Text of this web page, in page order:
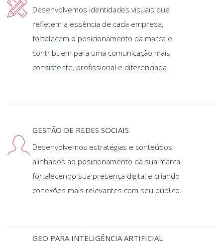
Desenvolvemos identidades visuais que
refletem a essência de cada empresa,
fortalecem o posicionamento da marca e
contribuem para uma comunicação mais
consistente, profissional e diferenciada.
GESTÃO DE REDES SOCIAIS
Desenvolvemos estratégias e conteúdos
alinhados ao posicionamento da sua marca,
fortalecendo sua presença digital e criando
conexões mais relevantes com seu público.
GEO PARA INTELIGÊNCIA ARTIFICIAL